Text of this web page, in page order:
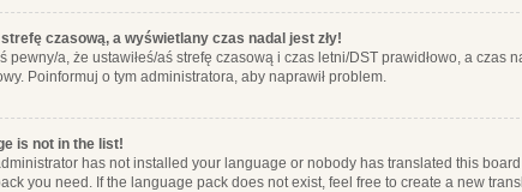
strefę czasową, a wyświetlany czas nadal jest zły!
pewny/a, że ustawiłeś/aś strefę czasową i czas letni/DST prawidłowo, a czas
Poinformuj o tym administratora, aby naprawił problem.
is not in the list!
has not installed your language or nobody has translated this
you need. If the language pack does not exist, feel free to create a new